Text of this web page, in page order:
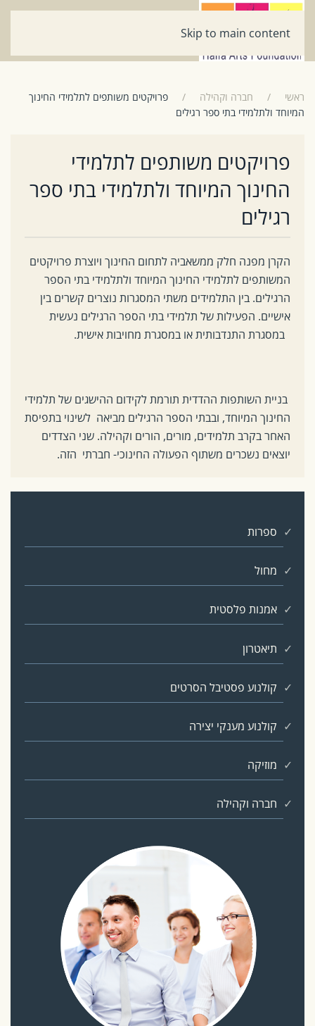
Skip to main content
ראשי חברה וקהילה
פרויקטים משותפים לתלמידי החינוך
המיוחד ולתלמידי בתי ספר רגילים
פרויקטים משותפים לתלמידי
החינוך המיוחד ולתלמידי בתי ספר
רגילים
הקרן מפנה חלק ממשאביה לתחום החינוך ויוצרת פרויקטים
המשותפים לתלמידי החינוך המיוחד ולתלמידי בתי הספר
הרגילים. בין התלמידים משתי המסגרות נוצרים קשרים בין
אישיים. הפעילות של תלמידי בתי הספר הרגילים נעשית
במסגרת התנדבותית או במסגרת מחויבות אישית.
בניית השותפות ההדדית תורמת לקידום ההישגים של תלמידי
החינוך המיוחד, ובבתי הספר הרגילים מביאה לשינוי בתפיסת
האחר בקרב תלמידים, מורים, הורים וקהילה. שני הצדדים
יוצאים נשכרים משתוף הפעולה החינוכי- חברתי הזה.
ספרות
מחול
אמנות פלסטית
תיאטרון
קולנוע פסטיבל הסרטים
קולנוע מענקי יצירה
מוזיקה
חברה וקהילה